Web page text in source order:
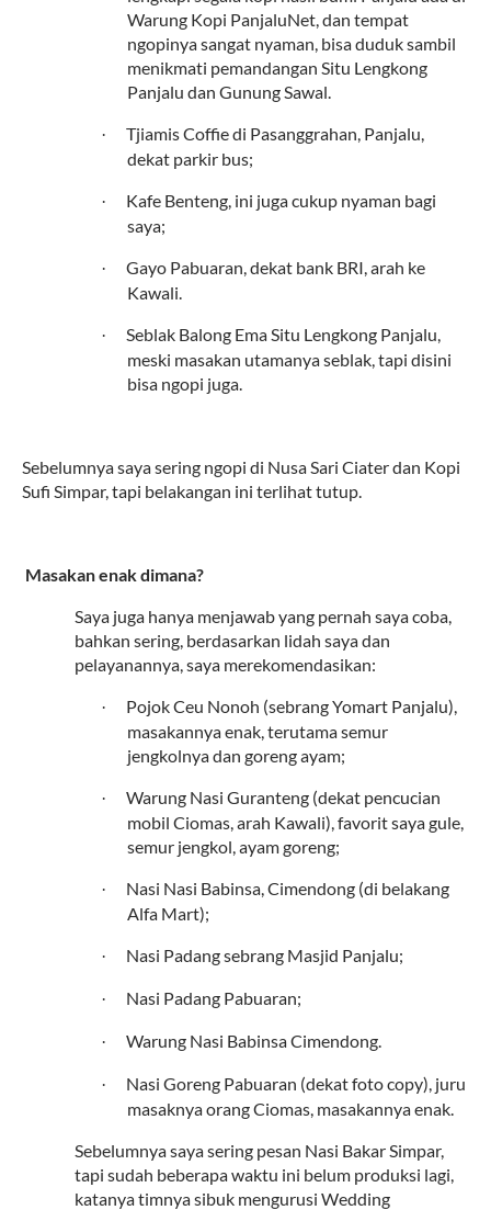
Warung Kopi PanjaluNet, dan tempat
ngopinya sangat nyaman, bisa duduk sambil
menikmati pemandangan Situ Lengkong
Panjalu dan Gunung Sawal.
·
Tjiamis Coffie di Pasanggrahan, Panjalu,
dekat parkir bus;
·
Kafe Benteng, ini juga cukup nyaman bagi
saya;
·
Gayo Pabuaran, dekat bank BRI, arah ke
Kawali.
·
Seblak Balong Ema Situ Lengkong Panjalu,
meski masakan utamanya seblak, tapi disini
bisa ngopi juga.
Sebelumnya saya sering ngopi di Nusa Sari Ciater dan Kopi
Sufi Simpar, tapi belakangan ini terlihat tutup.
Masakan enak dimana?
Saya juga hanya menjawab yang pernah saya coba,
bahkan sering, berdasarkan lidah saya dan
pelayanannya, saya merekomendasikan:
·
Pojok Ceu Nonoh (sebrang Yomart Panjalu),
masakannya enak, terutama semur
jengkolnya dan goreng ayam;
·
Warung Nasi Guranteng (dekat pencucian
mobil Ciomas, arah Kawali), favorit saya gule,
semur jengkol, ayam goreng;
·
Nasi Nasi Babinsa, Cimendong (di belakang
Alfa Mart);
· Nasi Padang sebrang Masjid Panjalu;
· Nasi Padang Pabuaran;
· Warung Nasi Babinsa Cimendong.
·
Nasi Goreng Pabuaran (dekat foto copy), juru
masaknya orang Ciomas, masakannya enak.
Sebelumnya saya sering pesan Nasi Bakar Simpar,
tapi sudah beberapa waktu ini belum produksi lagi,
katanya timnya sibuk mengurusi Wedding